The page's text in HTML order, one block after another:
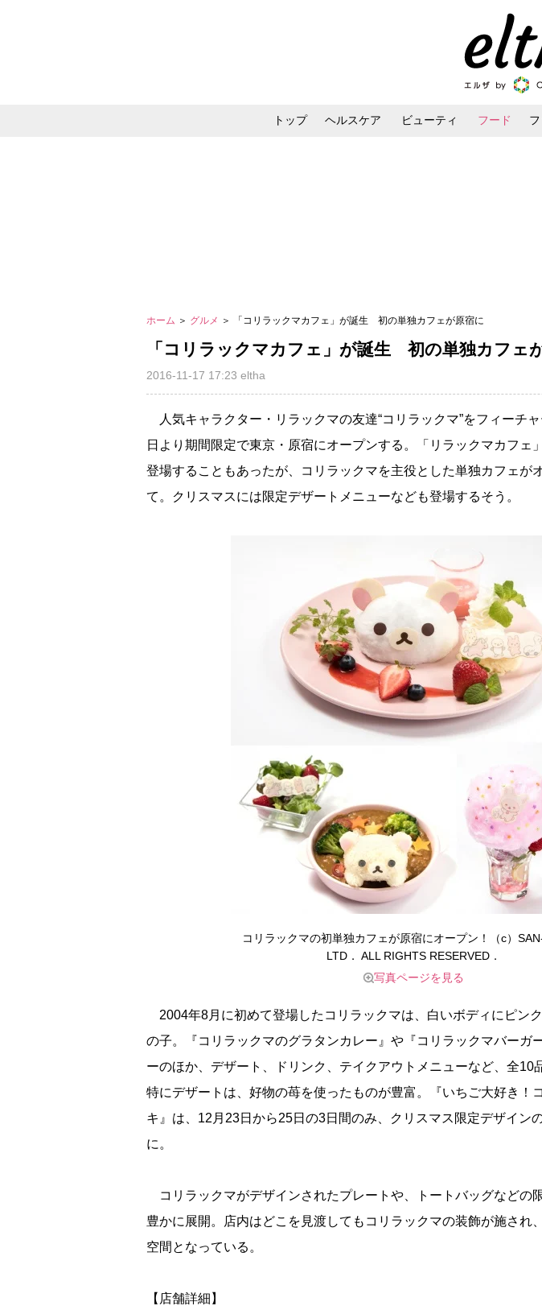
トップ ヘルスケア ビューティ フード
ホーム ＞ グルメ ＞ 「コリラックマカフェ」が誕生 初の単独カフェが原宿に
「コリラックマカフェ」が誕生 初の単独カフェ
2016-11-17 17:23 eltha
人気キャラクター・リラックマの友達“コリラックマ”をフィーチ
日より期間限定で東京・原宿にオープンする。「リラックマカフェ
登場することもあったが、コリラックマを主役とした単独カフェが
て。クリスマスには限定デザートメニューなども登場するそう。
コリラックマの初単独カフェが原宿にオープン！（c）SAN-
LTD． ALL RIGHTS RESERVED．
写真ページを見る
2004年8月に初めて登場したコリラックマは、白いボディにピン
の子。『コリラックマのグラタンカレー』や『コリラックマバーガ
ーのほか、デザート、ドリンク、テイクアウトメニューなど、全10
特にデザートは、好物の苺を使ったものが豊富。『いちご大好き！
キ』は、12月23日から25日の3日間のみ、クリスマス限定デザイン
に。
コリラックマがデザインされたプレートや、トートバッグなどの
豊かに展開。店内はどこを見渡してもコリラックマの装飾が施され
空間となっている。
【店舗詳細】